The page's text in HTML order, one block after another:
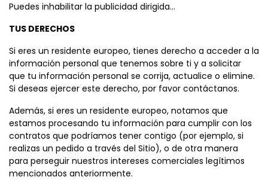
Puedes inhabilitar la publicidad dirigida...
TUS DERECHOS
Si eres un residente europeo, tienes derecho a acceder a la
información personal que tenemos sobre ti y a solicitar
que tu información personal se corrija, actualice o elimine.
Si deseas ejercer este derecho, por favor contáctanos.
Además, si eres un residente europeo, notamos que
estamos procesando tu información para cumplir con los
contratos que podríamos tener contigo (por ejemplo, si
realizas un pedido a través del Sitio), o de otra manera
para perseguir nuestros intereses comerciales legítimos
mencionados anteriormente.